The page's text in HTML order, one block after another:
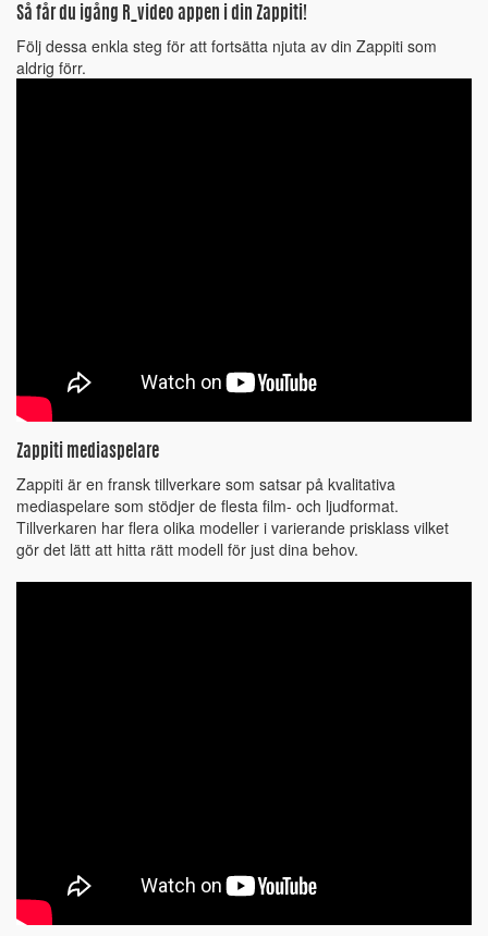
Så får du igång R_video appen i din Zappiti!
Följ dessa enkla steg för att fortsätta njuta av din Zappiti som
aldrig förr.
Zappiti mediaspelare
Zappiti är en fransk tillverkare som satsar på kvalitativa
mediaspelare som stödjer de flesta film- och ljudformat.
Tillverkaren har flera olika modeller i varierande prisklass vilket
gör det lätt att hitta rätt modell för just dina behov.